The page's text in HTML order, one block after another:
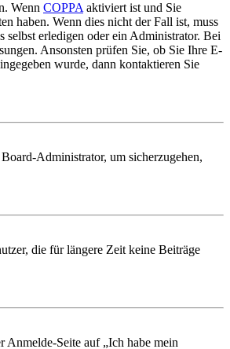
Wenn COPPA aktiviert ist und Sie
haben. Wenn dies nicht der Fall ist, muss
selbst erledigen oder ein Administrator. Bei
Ansonsten prüfen Sie, ob Sie Ihre E-
wurde, dann kontaktieren Sie
Administrator, um sicherzugehen,
die für längere Zeit keine Beiträge
Seite auf „Ich habe mein